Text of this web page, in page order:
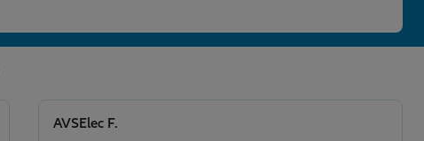
AVSElec F.